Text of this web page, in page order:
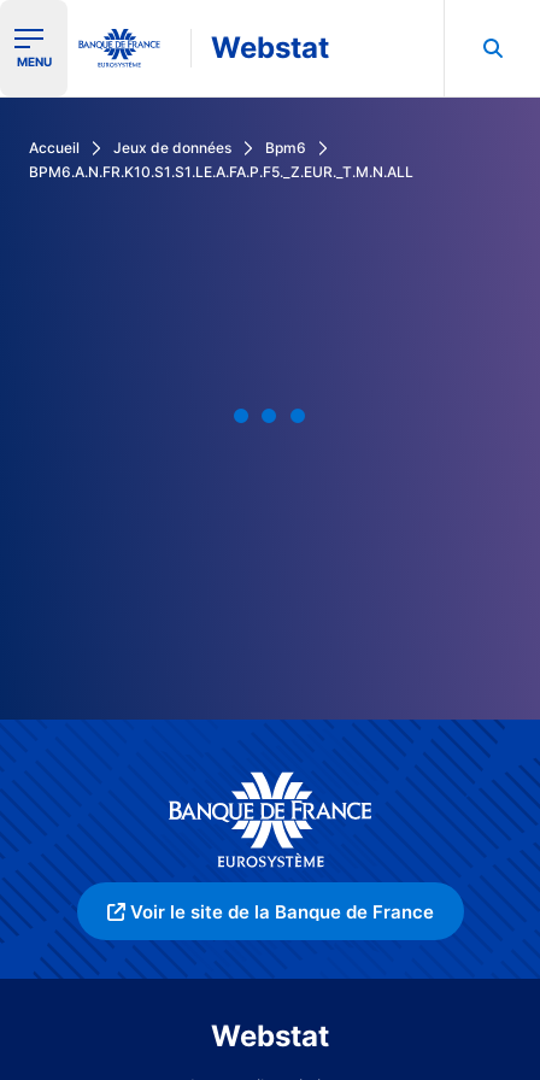
Ouvrir le menu de navigation
MENU Webstat
Accueil Jeux de données
Bpm6
BPM6.A.N.FR.K10.S1.S1.LE.A.FA.P.F5._Z.EUR._T.M.N.ALL
Voir le site de la Banque de France
Webstat